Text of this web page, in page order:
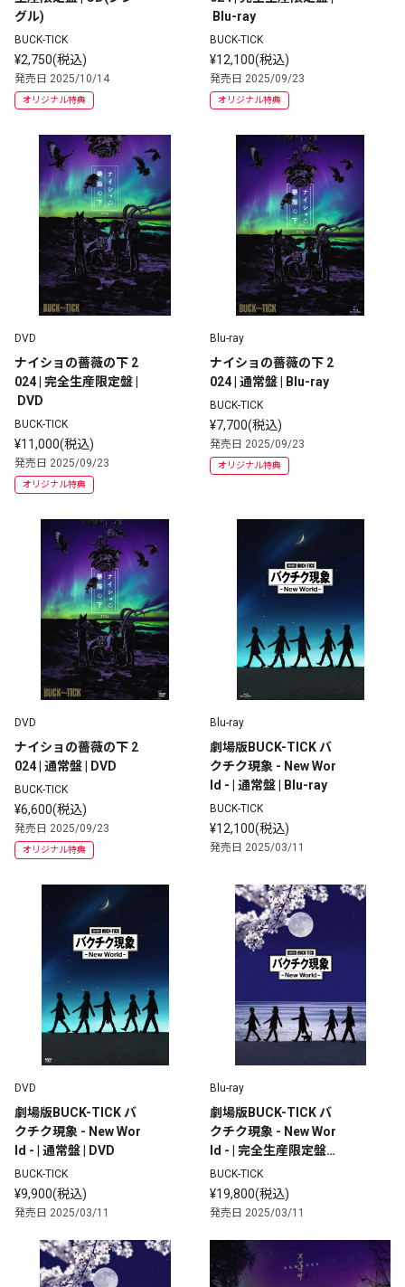
グル)
BUCK-TICK
¥2,750(税込)
発売日 2025/10/14
オリジナル特典
Blu-ray
BUCK-TICK
¥12,100(税込)
発売日 2025/09/23
オリジナル特典
DVD
ナイショの薔薇の下 2
024 | 完全生産限定盤 |
DVD
BUCK-TICK
¥11,000(税込)
発売日 2025/09/23
オリジナル特典
Blu-ray
ナイショの薔薇の下 2
024 | 通常盤 | Blu-ray
BUCK-TICK
¥7,700(税込)
発売日 2025/09/23
オリジナル特典
DVD
ナイショの薔薇の下 2
BUCK-TICK
¥6,600(税込)
発売日 2025/09/23
オリジナル特典
Blu-ray
劇場版BUCK-TICK バ
クチク現象 - New Wor
ld - | 通常盤 | Blu-ray
BUCK-TICK
¥12,100(税込)
発売日 2025/03/11
DVD
劇場版BUCK-TICK バ
クチク現象 - New Wor
ld - | 通常盤 | DVD
BUCK-TICK
¥9,900(税込)
発売日 2025/03/11
Blu-ray
劇場版BUCK-TICK バ
クチク現象 - New Wor
ld - | 完全生産限定盤 |
Blu-ray
BUCK-TICK
¥19,800(税込)
発売日 2025/03/11